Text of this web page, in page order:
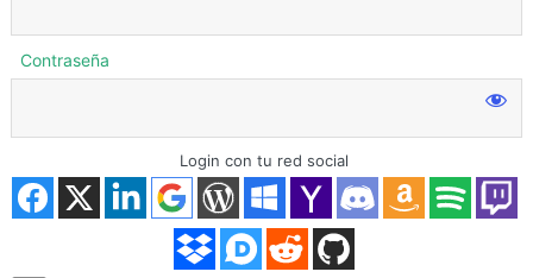
Acceder
Contraseña
Login con tu red social